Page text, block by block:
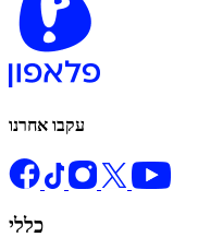
עקבו אחרנו
כללי